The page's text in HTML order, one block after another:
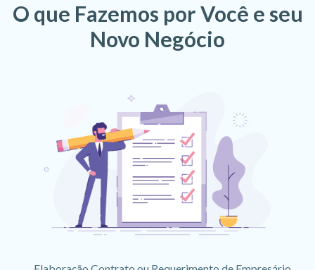
O que Fazemos por Você e seu
Novo Negócio